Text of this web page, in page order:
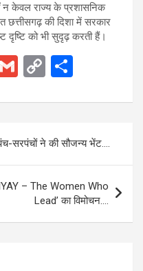
न केवल राज्य के प्रशासनिक
छत्तीसगढ़ की दिशा में सरकार
दृष्टि को भी सुदृढ़ करती हैं।
gr
G
ail
C
py
Li
n
k
ar
सरपंचों ने की सौजन्य भेंट….
– The Women Who
Lead’ का विमोचन….